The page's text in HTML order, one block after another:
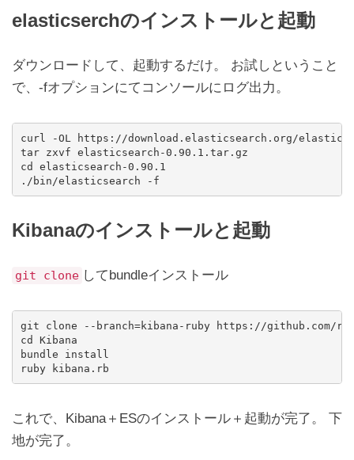
elasticserchのインストールと起動
ダウンロードして、起動するだけ。 お試しということ
で、-fオプションにてコンソールにログ出力。
curl -OL https://download.elasticsearch.org/
tar zxvf elasticsearch-0.90.1.tar.gz
cd elasticsearch-0.90.1
Kibanaのインストールと起動
git clone してbundleインストール
git clone --branch=kibana-ruby https://github.com/
cd Kibana
bundle install
これで、Kibana＋ESのインストール＋起動が完了。 下
地が完了。